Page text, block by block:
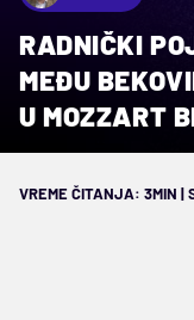
RADNIČKI
MEĐU
U MOZZART
VREME ČITANJA: 3MIN |